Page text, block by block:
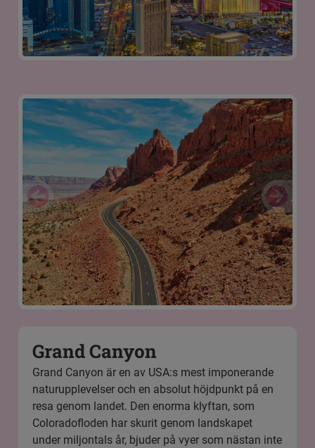
Grand Canyon
Grand Canyon är en av USA:s mest imponerande
naturupplevelser och en absolut höjdpunkt på en
resa genom landet. Den enorma klyftan, som
Coloradofloden har skurit genom landskapet
under miljontals år, bjuder på vyer som nästan inte